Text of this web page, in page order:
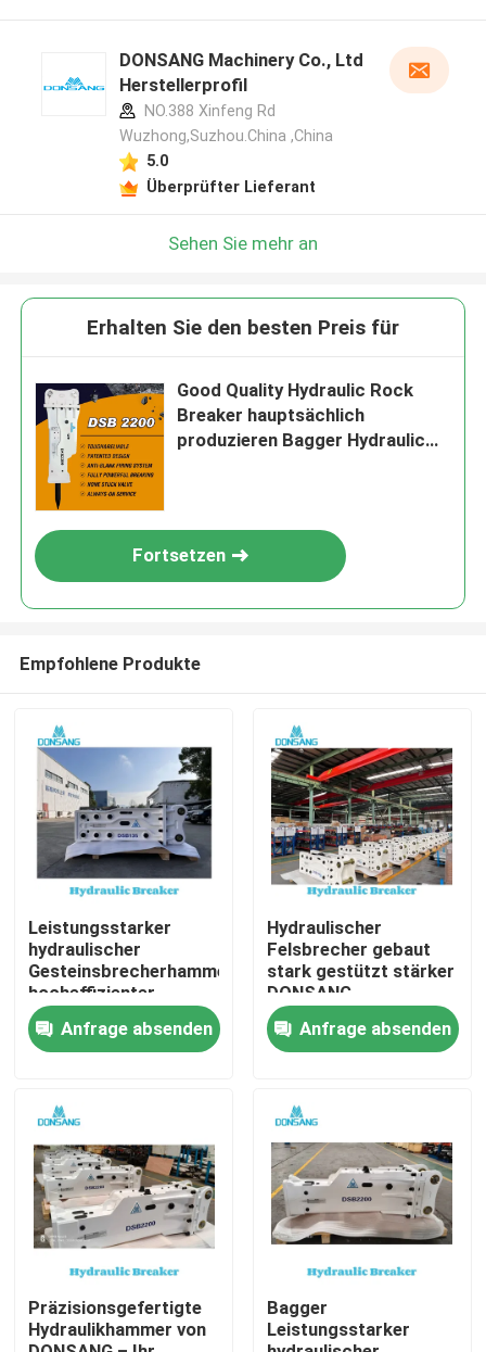
Haus
Produkte
VR Show
DONSANG Machinery Co., Ltd
Herstellerprofil
NO.388 Xinfeng Rd
Wuzhong,Suzhou.China ,China
5.0
Überprüfter Lieferant
Sehen Sie mehr an
Erhalten Sie den besten Preis für
Good Quality Hydraulic Rock
Breaker hauptsächlich
produzieren Bagger Hydraulic
Fortsetzen
Empfohlene Produkte
Leistungsstarker
hydraulischer
Gesteinsbrecherhammer,
hocheffizienter
hydraulischer
Gesteinsbrecher für
Hochleistungs-
Gesteinsabbau bis
zum Recycling,
DONSANG vielseitige
Hydraulikbrecher mit
OEM-Garantie
Anfrage absenden
Hydraulischer
Felsbrecher gebaut
stark gestützt stärker
DONSANG
Hydraulische Brecher
mit 24/7
Anschlüsse
Baumaschinenherstellung
Anfrage absenden
Präzisionsgefertigte
Hydraulikhammer von
Bagger
Leistungsstarker